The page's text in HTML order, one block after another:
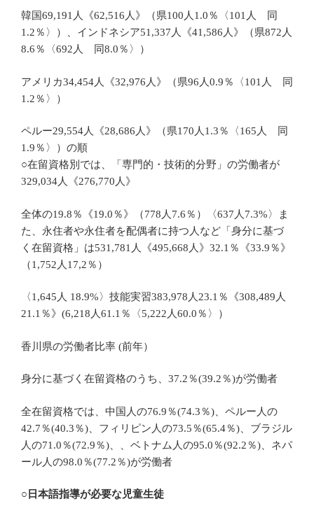
韓国69,191人《62,516人》（県100人1.0％〈101人 同
1.2％〉）、インドネシア51,337人《41,586人》（県872人
8.6％〈692人 同8.0％〉）
アメリカ34,454人《32,976人》（県96人0.9％〈101人 同
1.2％〉）
ペルー29,554人《28,686人》（県170人1.3％〈165人 同
1.9％〉）の順
○在留資格別では、「専門的・技術的分野」の労働者が
329,034人《276,770人》
全体の19.8％《19.0％》（778人7.6％）〈637人7.3%〉ま
た、永住者や永住者を配偶者に持つ人など「身分に基づ
く在留資格」は531,781人《495,668人》32.1％《33.9％》
（1,752人17,2％）
〈1,645人 18.9%〉技能実習383,978人23.1％《308,489人
21.1％》(6,218人61.1％〈5,222人60.0％〉）
香川県の労働者比率 (前年）
身分に基づく在留資格のうち、37.2％(39.2％)が労働者
全在留資格では、中国人の76.9％(74.3％)、ペルー人の
42.7％(40.3％)、フィリピン人の73.5％(65.4％)、ブラジル
人の71.0％(72.9％)、、ベトナム人の95.0％(92.2％)、ネパ
ール人の98.0％(77.2％)が労働者
○日本語指導が必要な児童生徒